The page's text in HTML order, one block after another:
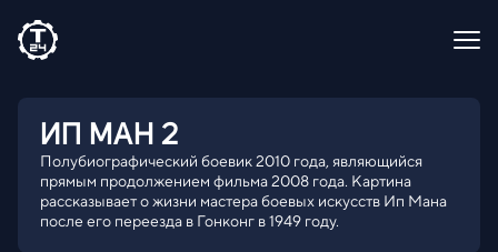
ИП МАН 2
Полубиографический боевик 2010 года, являющийся
прямым продолжением фильма 2008 года. Картина
рассказывает о жизни мастера боевых искусств Ип Мана
после его переезда в Гонконг в 1949 году.